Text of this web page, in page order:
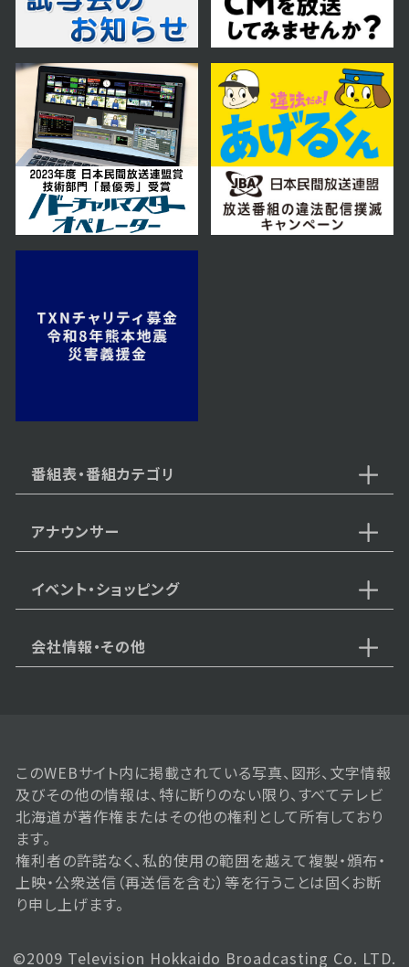
2025年12月13日 放送
12月13日【中継：goodsauna &
spa SAPPORO】
2025年12月06日 放送
12月6日【中継：ていね温泉ほのか
注目の岩盤浴！】
FESTIVAL（コーヒーシティフェス
ティバル）】
11月22日【中継：にぎわい市場さ
中継：牛屋 江戸八で、すき焼き食べ
2025年11月01日 放送
【中継：二条市場界隈のグルメが熱
い！】
んに勝てばラーメンが無料！？】
番組表・番組カテゴリ
アナウンサー
イベント・ショッピング
会社情報・その他
このWEBサイト内に掲載されている写真、図形、文字情報
及びその他の情報は、特に断りのない限り、すべてテレビ
北海道が著作権またはその他の権利として所有しており
ます。
権利者の許諾なく、私的使用の範囲を越えて複製・頒布・
上映・公衆送信（再送信を含む）等を行うことは固くお断
り申し上げます。
©2009 Television Hokkaido Broadcasting Co. LTD.